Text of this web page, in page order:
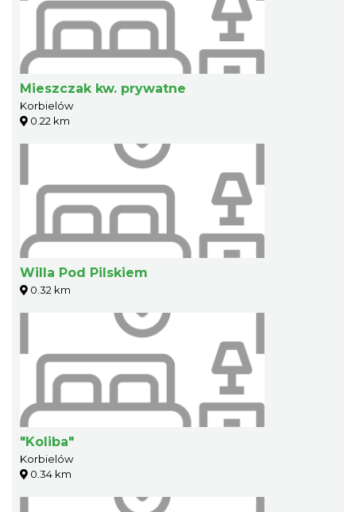
Mieszczak kw. prywatne
Korbielów
0.22 km
Willa Pod Pilskiem
0.32 km
"Koliba"
Korbielów
0.34 km